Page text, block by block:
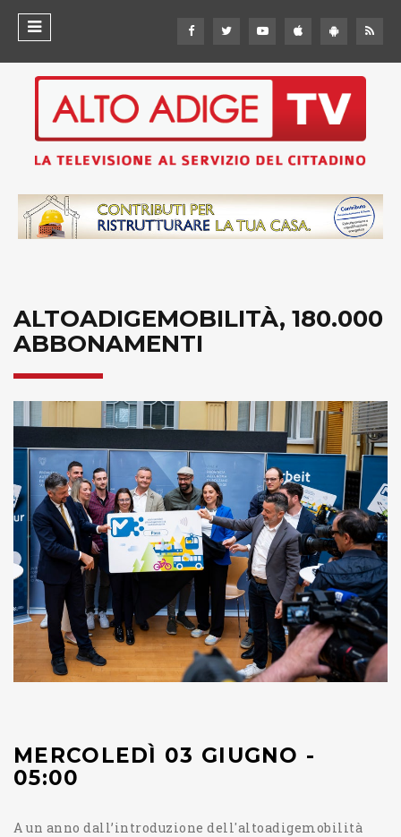
ALTOADIGEMOBILITÀ, 180.000
ABBONAMENTI
MERCOLEDÌ 03 GIUGNO -
05:00
A un anno dall’introduzione dell'altoadigemobilità